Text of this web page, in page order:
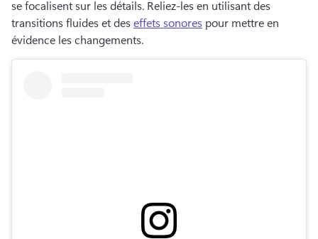
se focalisent sur les détails. Reliez-les en utilisant des
transitions fluides et des effets sonores pour mettre en
évidence les changements.